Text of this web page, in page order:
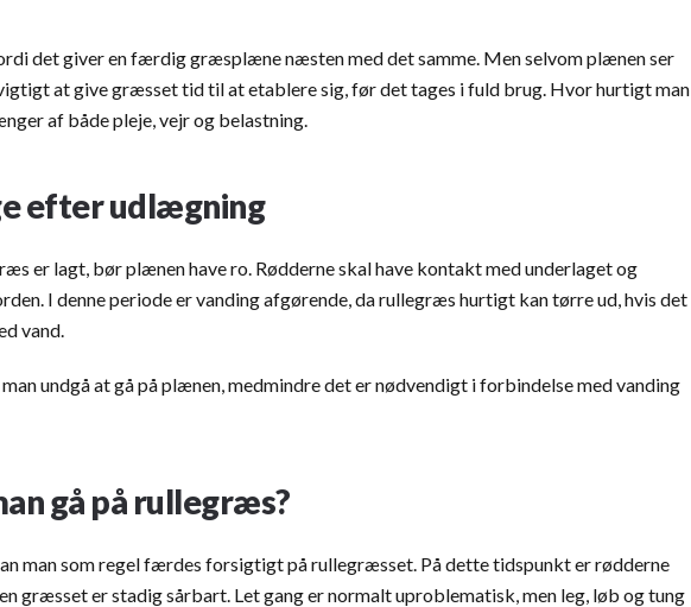
det giver en færdig græsplæne næsten med det samme. Men selvom plænen ser
at give græsset tid til at etablere sig, før det tages i fuld brug. Hvor hurtigt man
af både pleje, vejr og belastning.
efter udlægning
er lagt, bør plænen have ro. Rødderne skal have kontakt med underlaget og
I denne periode er vanding afgørende, da rullegræs hurtigt kan tørre ud, hvis det
vand.
undgå at gå på plænen, medmindre det er nødvendigt i forbindelse med vanding
gå på rullegræs?
man som regel færdes forsigtigt på rullegræsset. På dette tidspunkt er rødderne
græsset er stadig sårbart. Let gang er normalt uproblematisk, men leg, løb og tung